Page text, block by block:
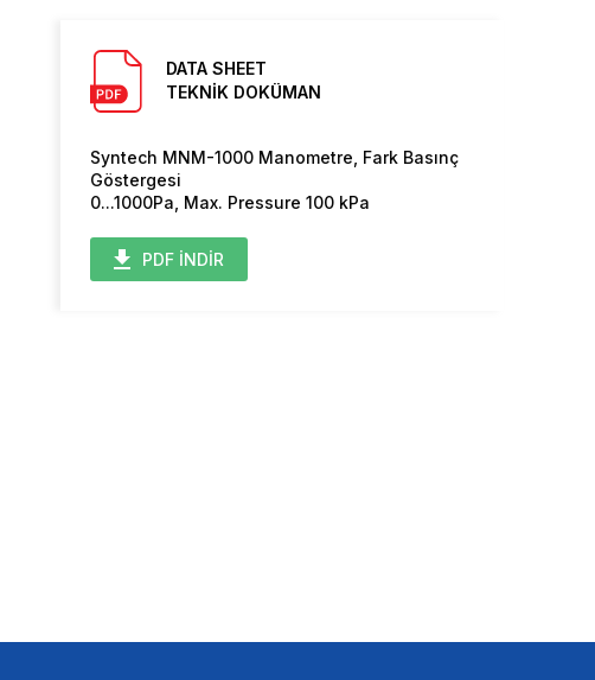
DATA SHEET
TEKNİK DOKÜMAN
Syntech MNM-1000 Manometre, Fark Basınç
Göstergesi
0...1000Pa, Max. Pressure 100 kPa
PDF İNDİR